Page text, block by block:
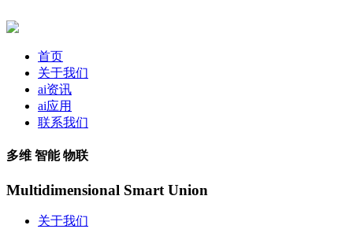
首页
关于我们
ai资讯
ai应用
联系我们
多维 智能 物联
Multidimensional Smart Union
关于我们